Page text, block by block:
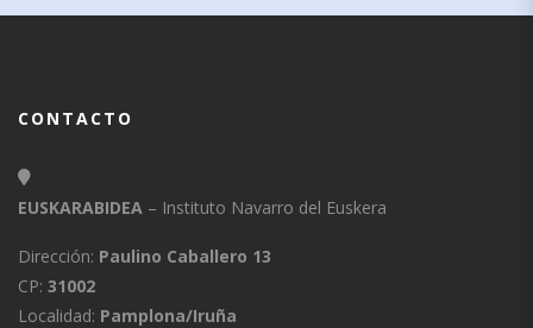
CONTACTO
EUSKARABIDEA – Instituto Navarro del Euskera
Dirección: Paulino Caballero 13
CP: 31002
Localidad: Pamplona/Iruña